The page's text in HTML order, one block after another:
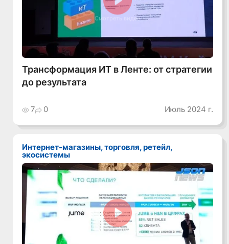
Смотреть видео
Трансформация ИТ в Ленте: от стратегии
до результата
7 0 Июль 2024 г.
Интернет-магазины, торговля, ретейл,
экосистемы
Смотреть видео